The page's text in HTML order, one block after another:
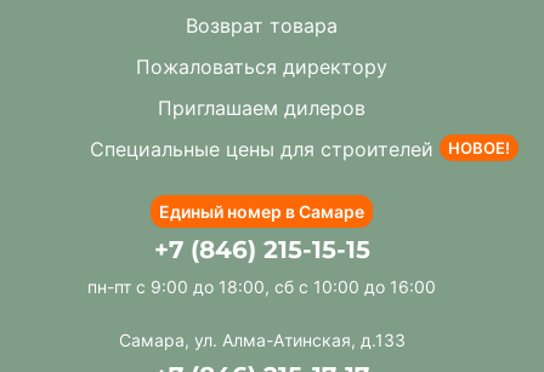
Возврат товара
Пожаловаться директору
Приглашаем дилеров
Специальные цены для строителей
НОВОЕ!
Единый номер в Самаре
+7 (846) 215-15-15
пн-пт с 9:00 до 18:00, сб с 10:00 до 16:00
Самара, ул. Алма-Атинская, д.133